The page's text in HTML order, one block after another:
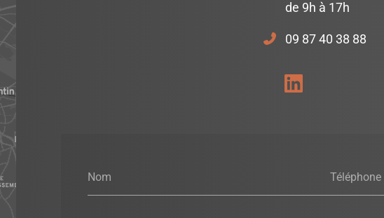
Nom Téléphone
de 9h à 17h
09 87 40 38 88